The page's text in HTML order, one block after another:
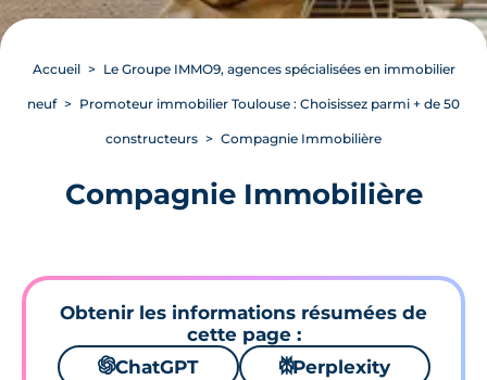
Accueil Le Groupe IMMO9, agences spécialisées en immobilier
neuf Promoteur immobilier Toulouse : Choisissez parmi + de 50
constructeurs Compagnie Immobilière
Compagnie Immobilière
Obtenir les informations résumées de
cette page :
🌌ChatGPT ⚙Perplexity